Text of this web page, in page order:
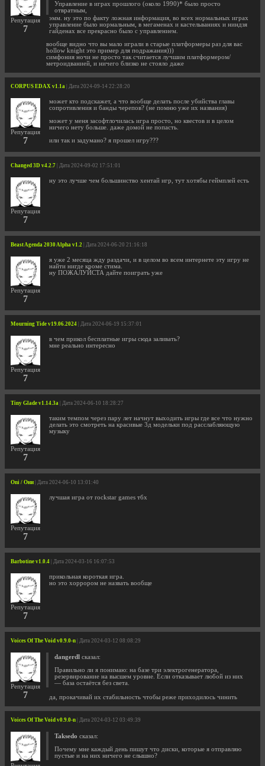
Репутация
7
Управление в играх прошлого (около 1990)* было просто
отвратным,
эмм. ну это по факту ложная информация, во всех нормальных играх
управление было нормальным, в мегаменах и кастельваниях и ниндзя
гайденах все прекрасно было с управлением.
вообще видно что вы мало играли в старые платформеры раз для вас
hollow knight это пример для подражания)))
симфония ночи не просто так считается лучшим платформером/
метроидванией, и ничего близко не стояло даже
CORPUS EDAX v1.1a | Дата 2024-09-14 22:28:20
Репутация
7
может кто подскажет, а что вообще делать после убийства главы
сопротивления и банды черепов? (не помню уже их названия)
может у меня засофтлочилась игра просто, но квестов и в целом
ничего нету больше. даже домой не попасть.
или так и задумано? я прошел игру???
Changed 3D v4.2.7 | Дата 2024-09-02 17:51:01
Репутация
7
ну это лучше чем большинство хентай игр, тут хотябы геймплей есть
Beast Agenda 2030 Alpha v1.2 | Дата 2024-06-20 21:16:18
Репутация
7
я уже 2 месяца жду раздачи, и в целом во всем интернете эту игру не
найти нигде кроме стима.
ну ПОЖАЛУЙСТА дайте поиграть уже
Mourning Tide v19.06.2024 | Дата 2024-06-19 15:37:01
Репутация
7
в чем прикол бесплатные игры сюда заливать?
мне реально интересно
Tiny Glade v1.14.3a | Дата 2024-06-10 18:28:27
Репутация
7
таким темпом через пару лет начнут выходить игры где все что нужно
делать это смотреть на красивые 3д модельки под расслабляющую
музыку
Oni / Они | Дата 2024-06-10 13:01:40
Репутация
7
лучшая игра от rockstar games тбх
Barbotine v1.0.4 | Дата 2024-03-16 16:07:53
Репутация
7
прикольная короткая игра.
но это хоррором не назвать вообще
Voices Of The Void v0.9.0-n | Дата 2024-03-12 08:08:29
Репутация
7
dangerdl сказал:
Правильно ли я понимаю: на базе три электрогенератора,
резервирование на высшем уровне. Если отказывает любой из них
— база остаётся без света.
да, прокачивай их стабильность чтобы реже приходилось чинить
Voices Of The Void v0.9.0-n | Дата 2024-03-12 03:49:39
Taksedo сказал:
Почему мне каждый день пишут что диски, которые я отправляю
пустые и на них ничего не слышно?